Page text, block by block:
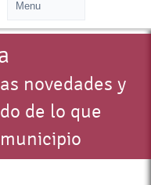
novedades y
de lo que